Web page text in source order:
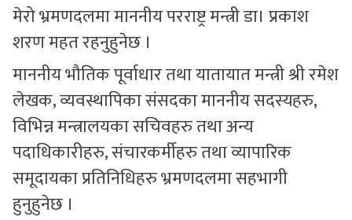
मेरो भ्रमणदलमा माननीय परराष्ट्र मन्त्री डा। प्रकाश
शरण महत रहनुहुनेछ ।
माननीय भौतिक पूर्वाधार तथा यातायात मन्त्री श्री रमेश
लेखक, व्यवस्थापिका संसदका माननीय सदस्यहरु,
विभिन्न मन्त्रालयका सचिवहरु तथा अन्य
पदाधिकारीहरु, संचारकर्मीहरु तथा व्यापारिक
समूदायका प्रतिनिधिहरु भ्रमणदलमा सहभागी
हुनुहुनेछ ।